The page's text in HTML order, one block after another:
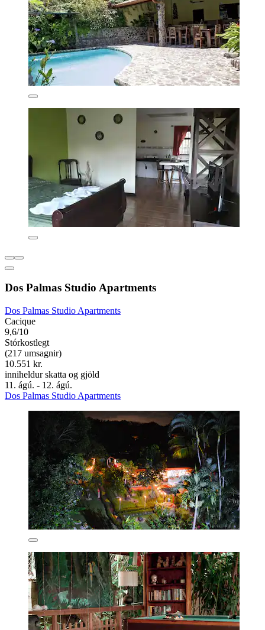
Dos Palmas Studio Apartments
Dos Palmas Studio Apartments
Cacique
9,6/10
Stórkostlegt
(217 umsagnir)
10.551 kr.
inniheldur skatta og gjöld
11. ágú. - 12. ágú.
Dos Palmas Studio Apartments